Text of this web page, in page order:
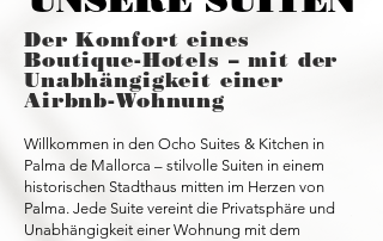
Der Komfort eines
Boutique-Hotels – mit der
Unabhängigkeit einer
Airbnb-Wohnung
Willkommen in den Ocho Suites & Kitchen in
Palma de Mallorca – stilvolle Suiten in einem
historischen Stadthaus mitten im Herzen von
Palma. Jede Suite vereint die Privatsphäre und
Unabhängigkeit einer Wohnung mit dem